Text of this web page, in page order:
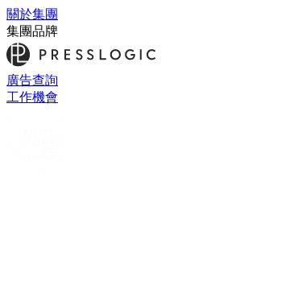
關於集團
集團品牌
廣告查詢
工作機會